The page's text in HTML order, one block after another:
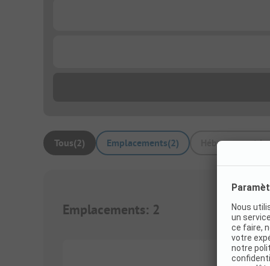
Tous(2) Emplacements(2) Hébergement
Emplacements: 2 1/9